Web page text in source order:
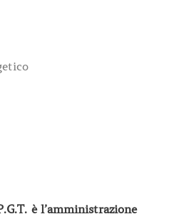
è l’amministrazione